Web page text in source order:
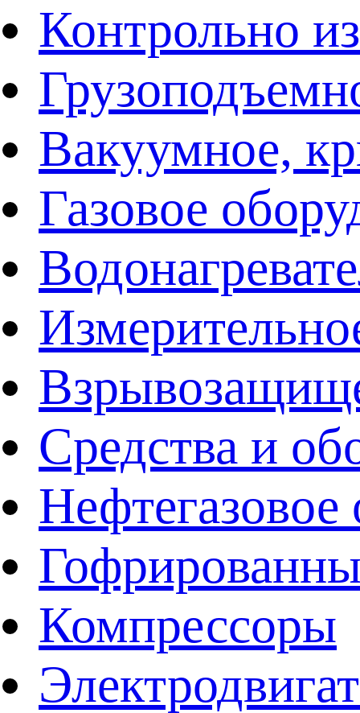
Контрольно
Вакуумное,
Газовое
Средства и
Нефтегазовое
Компрессоры